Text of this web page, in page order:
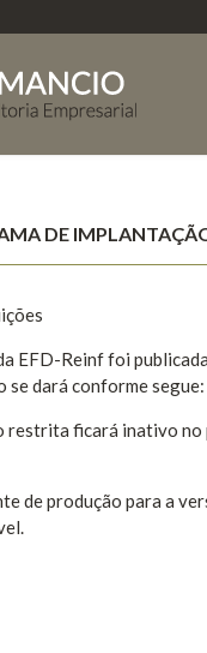
DE
EFD-Reinf foi
se dará conforme segue:
restrita ficará inativo
de produção para a